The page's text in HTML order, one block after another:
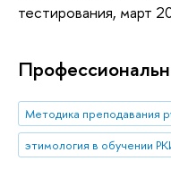
тестирования, март
Методика преподавания
этимология в обучении